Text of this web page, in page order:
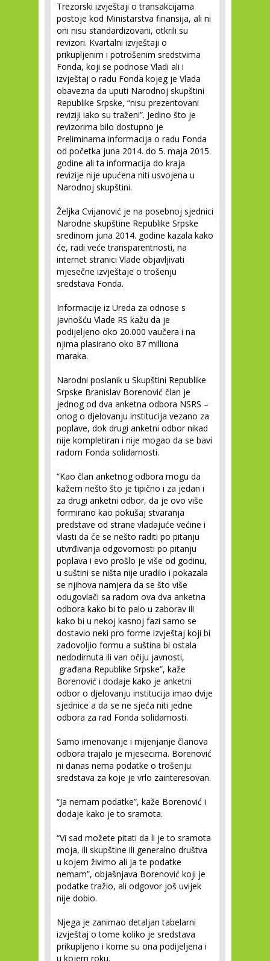
Trezorski izvještaji o transakcijama
postoje kod Ministarstva finansija, ali ni
oni nisu standardizovani, otkrili su
revizori. Kvartalni izvještaji o
prikupljenim i potrošenim sredstvima
Fonda, koji se podnose Vladi ali i
izvještaj o radu Fonda kojeg je Vlada
obavezna da uputi Narodnoj skupštini
Republike Srpske, “nisu prezentovani
reviziji iako su traženi”. Jedino što je
revizorima bilo dostupno je
Preliminarna informacija o radu Fonda
od početka juna 2014. do 5. maja 2015.
godine ali ta informacija do kraja
revizije nije upućena niti usvojena u
Narodnoj skupštini.
Željka Cvijanović je na posebnoj sjednici
Narodne skupštine Republike Srpske
sredinom juna 2014. godine kazala kako
će, radi veće transparentnosti, na
internet stranici Vlade objavljivati
mjesečne izvještaje o trošenju
sredstava Fonda.
Informacije iz Ureda za odnose s
javnošću Vlade RS kažu da je
podijeljeno oko 20.000 vaučera i na
njima plasirano oko 87 milliona
maraka.
Narodni poslanik u Skupštini Republike
Srpske Branislav Borenović član je
jednog od dva anketna odbora NSRS –
onog o djelovanju institucija vezano za
poplave, dok drugi anketni odbor nikad
nije kompletiran i nije mogao da se bavi
radom Fonda solidarnosti.
“Kao član anketnog odbora mogu da
kažem nešto što je tipično i za jedan i
za drugi anketni odbor, da je ovo više
formirano kao pokušaj stvaranja
predstave od strane vladajuće većine i
vlasti da će se nešto raditi po pitanju
utvrđivanja odgovornosti po pitanju
poplava i evo prošlo je više od godinu,
u suštini se ništa nije uradilo i pokazala
se njihova namjera da se što više
odugovlači sa radom ova dva anketna
odbora kako bi to palo u zaborav ili
kako bi u nekoj kasnoj fazi samo se
dostavio neki pro forme izvještaj koji bi
zadovoljio formu a suština bi ostala
nedodirnuta ili van očiju javnosti,
građana Republike Srpske”, kaže
Borenović i dodaje kako je anketni
odbor o djelovanju institucija imao dvije
sjednice a da se ne sjeća niti jedne
odbora za rad Fonda solidarnosti.
Samo imenovanje i mijenjanje članova
odbora trajalo je mjesecima. Borenović
ni danas nema podatke o trošenju
sredstava za koje je vrlo zainteresovan.
“Ja nemam podatke”, kaže Borenović i
dodaje kako je to sramota.
“Vi sad možete pitati da li je to sramota
moja, ili skupštine ili generalno društva
u kojem živimo ali ja te podatke
nemam”, objašnjava Borenović koji je
podatke tražio, ali odgovor još uvijek
nije dobio.
Njega je zanimao detaljan tabelarni
izvještaj o tome koliko je sredstava
prikupljeno i kome su ona podijeljena i
u kojem roku.